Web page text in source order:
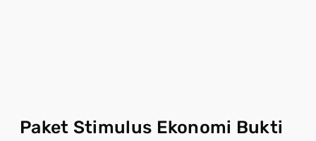
Paket Stimulus Ekonomi Bukti